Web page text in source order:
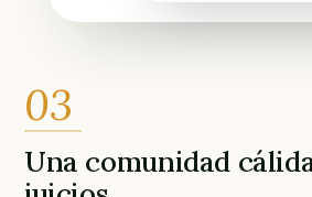
03
Una comunidad